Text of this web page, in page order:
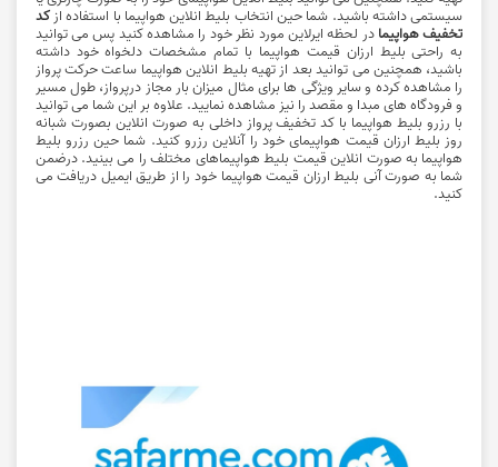
سیستمی داشته باشید. شما حین انتخاب بلیط انلاین هواپیما با استفاده ازکد
تخفیف هواپیما در لحظه ایرلاین مورد نظر خود را مشاهده کنید پس می توانید
به راحتی بلیط ارزان قیمت هواپیما با تمام مشخصات دلخواه خود داشته
باشید، همچنین می توانید بعد از تهیه بلیط انلاین هواپیما ساعت حرکت پرواز
را مشاهده کرده و سایر ویژگی ها برای مثال میزان بار مجاز درپرواز، طول مسیر
و فرودگاه های مبدا و مقصد را نیز مشاهده نمایید. علاوه بر این شما می توانید
با رزرو بلیط هواپیما با کد تخفیف پرواز داخلی به صورت انلاین بصورت شبانه
روز بلیط ارزان قیمت هواپیمای خود را آنلاین رزرو کنید. شما حین رزرو بلیط
هواپیما به صورت انلاین قیمت بلیط هواپیماهای مختلف را می بینید. درضمن
شما به صورت آنی بلیط ارزان قیمت هواپیما خود را از طریق ایمیل دریافت می
کنید.